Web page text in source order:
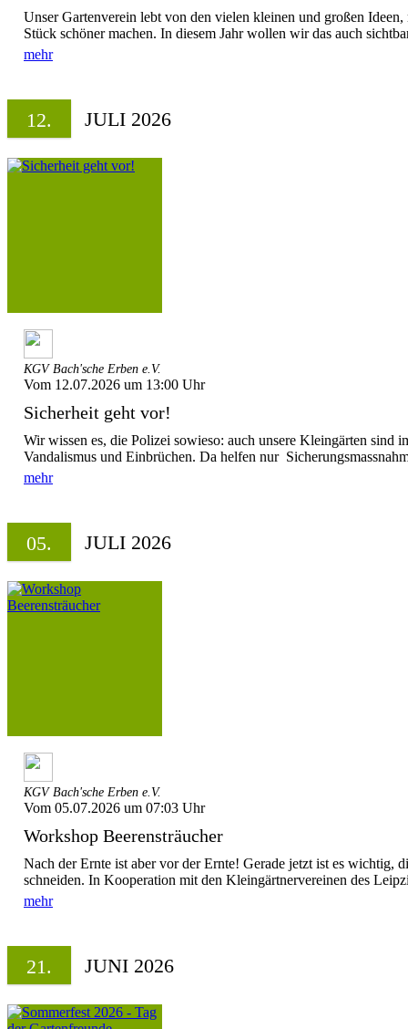
Unser Gartenverein lebt von den vielen kleinen und großen
Stück schöner machen. In diesem Jahr wollen wir das auch
mehr
12. JULI 2026
KGV Bach'sche Erben e.V.
Vom 12.07.2026 um 13:00 Uhr
Sicherheit geht vor!
Wir wissen es, die Polizei sowieso: auch unsere Kleingärten sind
Vandalismus und Einbrüchen. Da helfen nur
mehr
05. JULI 2026
KGV Bach'sche Erben e.V.
Vom 05.07.2026 um 07:03 Uhr
Workshop Beerensträucher
Nach der Ernte ist aber vor der Ernte! Gerade jetzt ist es wichtig,
schneiden. In Kooperation mit den Kleingärtnervereinen des
mehr
21. JUNI 2026